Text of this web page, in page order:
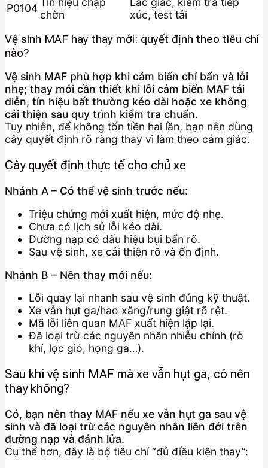
P0104
chờn
xúc, test tải
Vệ sinh MAF hay thay mới: quyết định theo tiêu chí
nào?
Vệ sinh MAF phù hợp khi cảm biến chỉ bẩn và lỗi
nhẹ; thay mới cần thiết khi lỗi cảm biến MAF tái
diễn, tín hiệu bất thường kéo dài hoặc xe không
cải thiện sau quy trình kiểm tra chuẩn.
Tuy nhiên, để không tốn tiền hai lần, bạn nên dùng
cây quyết định rõ ràng thay vì làm theo cảm giác.
Cây quyết định thực tế cho chủ xe
Nhánh A – Có thể vệ sinh trước nếu:
Triệu chứng mới xuất hiện, mức độ nhẹ.
Chưa có lịch sử lỗi kéo dài.
Đường nạp có dấu hiệu bụi bẩn rõ.
Sau vệ sinh, xe cải thiện rõ và ổn định.
Nhánh B – Nên thay mới nếu:
Lỗi quay lại nhanh sau vệ sinh đúng kỹ thuật.
Xe vẫn hụt ga/hao xăng/rung giật rõ rệt.
Mã lỗi liên quan MAF xuất hiện lặp lại.
Đã loại trừ các nguyên nhân nhiễu chính (rò
khí, lọc gió, họng ga…).
Sau khi vệ sinh MAF mà xe vẫn hụt ga, có nên
thay không?
Có, bạn nên thay MAF nếu xe vẫn hụt ga sau vệ
sinh và đã loại trừ các nguyên nhân liên đới trên
đường nạp và đánh lửa.
Cụ thể hơn, đây là bộ tiêu chí “đủ điều kiện thay”: